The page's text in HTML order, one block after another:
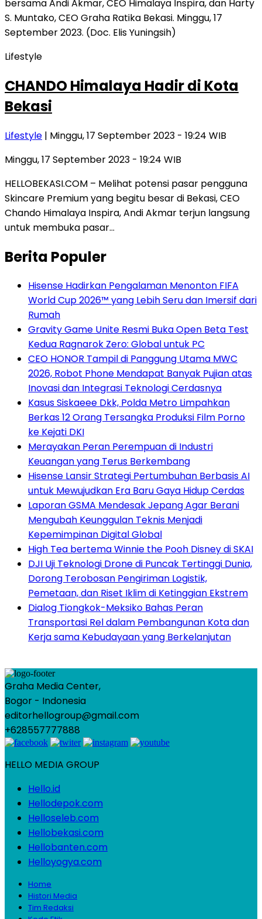
Lifestyle
CHANDO Himalaya Hadir di Kota
Bekasi
Lifestyle | Minggu, 17 September 2023 - 19:24 WIB
Minggu, 17 September 2023 - 19:24 WIB
HELLOBEKASI.COM – Melihat potensi pasar pengguna
Skincare Premium yang begitu besar di Bekasi, CEO
Chando Himalaya Inspira, Andi Akmar terjun langsung
untuk membuka pasar…
Berita Populer
Hisense Hadirkan Pengalaman Menonton FIFA
World Cup 2026™ yang Lebih Seru dan Imersif dari
Rumah
Gravity Game Unite Resmi Buka Open Beta Test
Kedua Ragnarok Zero: Global untuk PC
CEO HONOR Tampil di Panggung Utama MWC
2026, Robot Phone Mendapat Banyak Pujian atas
Inovasi dan Integrasi Teknologi Cerdasnya
Kasus Siskaeee Dkk, Polda Metro Limpahkan
Berkas 12 Orang Tersangka Produksi Film Porno
ke Kejati DKI
Merayakan Peran Perempuan di Industri
Keuangan yang Terus Berkembang
Hisense Lansir Strategi Pertumbuhan Berbasis AI
untuk Mewujudkan Era Baru Gaya Hidup Cerdas
Laporan GSMA Mendesak Jepang Agar Berani
Mengubah Keunggulan Teknis Menjadi
Kepemimpinan Digital Global
High Tea bertema Winnie the Pooh Disney di SKAI
DJI Uji Teknologi Drone di Puncak Tertinggi Dunia,
Dorong Terobosan Pengiriman Logistik,
Pemetaan, dan Riset Iklim di Ketinggian Ekstrem
Dialog Tiongkok-Meksiko Bahas Peran
Transportasi Rel dalam Pembangunan Kota dan
Kerja sama Kebudayaan yang Berkelanjutan
Graha Media Center,
Bogor - Indonesia
editorhellogroup@gmail.com
+628557777888
HELLO MEDIA GROUP
Hello.id
Hellodepok.com
Helloseleb.com
Hellobekasi.com
Hellobanten.com
Helloyogya.com
Home
Histori Media
Tim Redaksi